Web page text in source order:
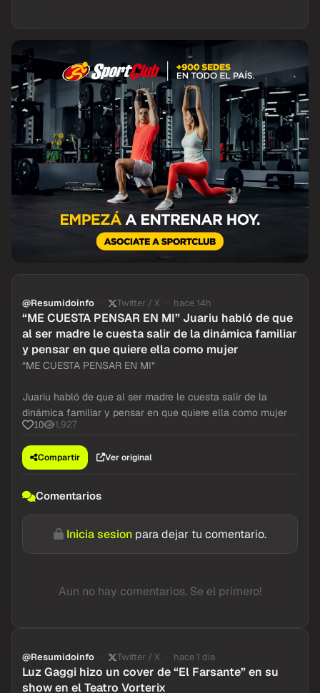
@Resumidoinfo Twitter / X hace 14h
“ME CUESTA PENSAR EN MI” Juariu habló de que
al ser madre le cuesta salir de la dinámica familiar
y pensar en que quiere ella como mujer
“ME CUESTA PENSAR EN MI”
Juariu habló de que al ser madre le cuesta salir de la
dinámica familiar y pensar en que quiere ella como mujer
10 1,927
Compartir Ver original
Comentarios
Inicia sesion para dejar tu comentario.
Aun no hay comentarios. Se el primero!
@Resumidoinfo Twitter / X hace 1 dia
Luz Gaggi hizo un cover de “El Farsante” en su
show en el Teatro Vorterix